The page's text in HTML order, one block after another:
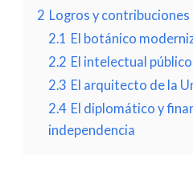
2 Logros y contribuciones
2.1 El botánico
2.2 El intelectual
2.3 El arquitecto de la
2.4 El diplomático y
independencia